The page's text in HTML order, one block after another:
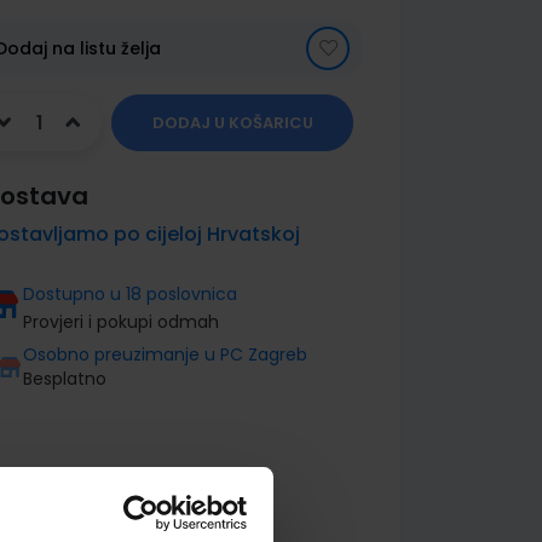
na listu želja
DODAJ U KOŠARICU
po cijeloj Hrvatskoj
Dostupno u 18 poslovnica
Provjeri i pokupi odmah
Osobno preuzimanje u PC Zagreb
Besplatno